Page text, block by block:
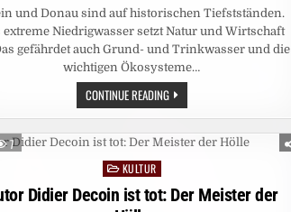
und Donau sind auf historischen Tiefstständen.
extreme Niedrigwasser setzt Natur und Wirtschaft
gefährdet auch Grund- und Trinkwasser und die
wichtigen Ökosysteme…
CONTINUE READINGEUROPAS
FLÜSSE
AUF
DEM
TROCKENEN:
FOLGEN
7
Posted
in
KULTUR
Didier Decoin ist tot: Der Meister der